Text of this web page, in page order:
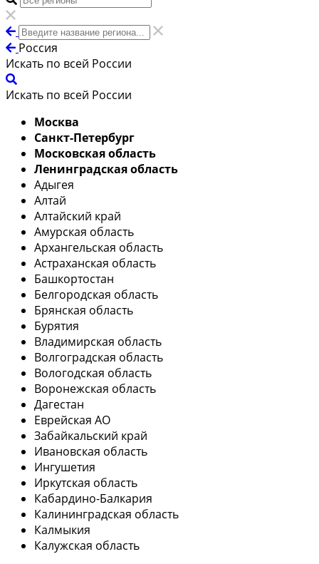
Россия
Искать по всей России
Искать по всей России
Москва
Санкт-Петербург
Московская область
Ленинградская область
Адыгея
Алтай
Алтайский край
Амурская область
Архангельская область
Астраханская область
Башкортостан
Белгородская область
Брянская область
Бурятия
Владимирская область
Волгоградская область
Вологодская область
Воронежская область
Дагестан
Еврейская АО
Забайкальский край
Ивановская область
Ингушетия
Иркутская область
Кабардино-Балкария
Калининградская область
Калмыкия
Калужская область